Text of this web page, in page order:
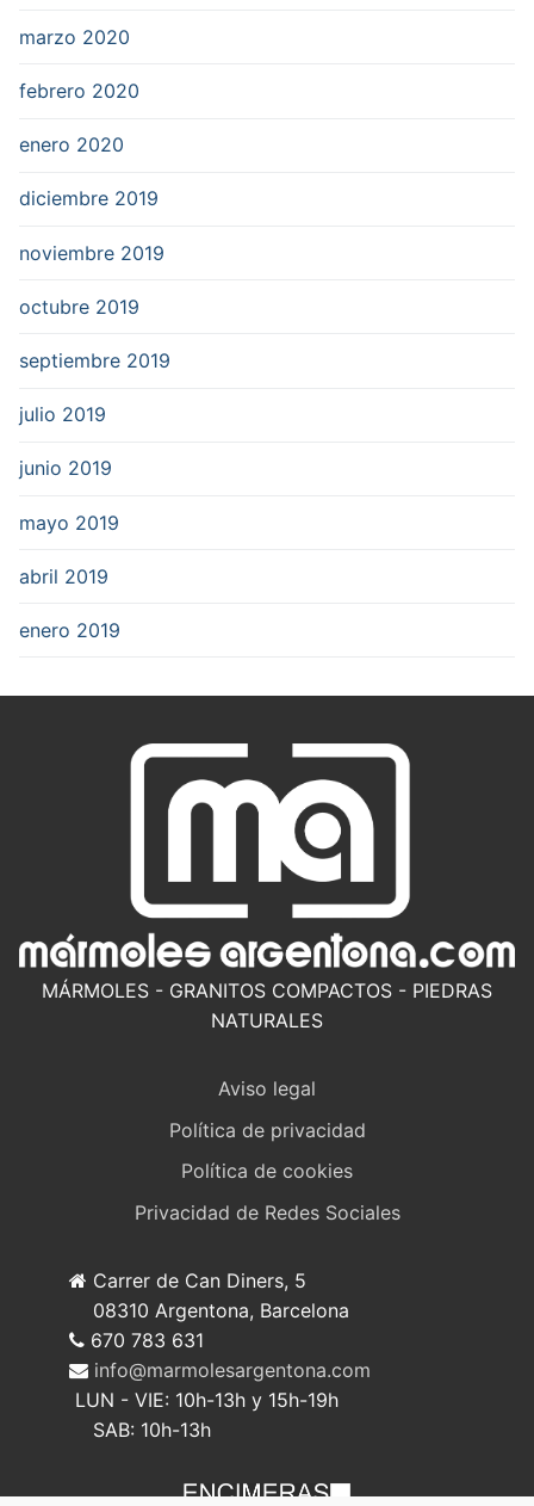
marzo 2020
febrero 2020
enero 2020
diciembre 2019
noviembre 2019
octubre 2019
septiembre 2019
julio 2019
junio 2019
mayo 2019
abril 2019
enero 2019
MÁRMOLES - GRANITOS COMPACTOS - PIEDRAS
NATURALES
Aviso legal
Política de privacidad
Política de cookies
Privacidad de Redes Sociales
Carrer de Can Diners, 5
08310 Argentona, Barcelona
670 783 631
info@marmolesargentona.com
LUN - VIE: 10h-13h y 15h-19h
SAB: 10h-13h